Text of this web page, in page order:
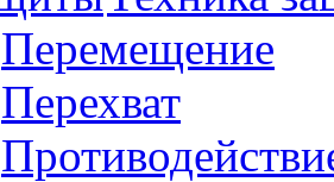
Перемещение
Перехват